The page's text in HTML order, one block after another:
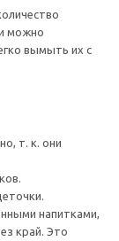
можно
вымыть их с
т. к. они
напитками,
край. Это